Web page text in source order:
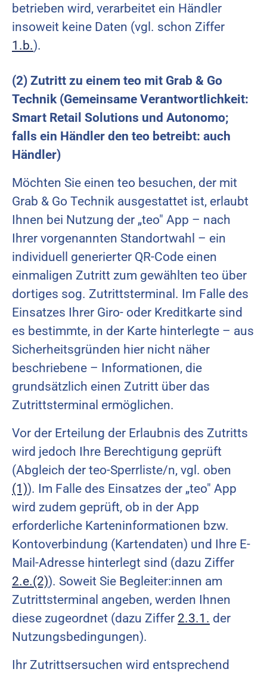
betrieben wird, verarbeitet ein Händler
insoweit keine Daten (vgl. schon Ziffer
1.b.).
(2) Zutritt zu einem teo mit Grab & Go
Technik (Gemeinsame Verantwortlichkeit:
Smart Retail Solutions und Autonomo;
falls ein Händler den teo betreibt: auch
Händler)
Möchten Sie einen teo besuchen, der mit
Grab & Go Technik ausgestattet ist, erlaubt
Ihnen bei Nutzung der „teo" App – nach
Ihrer vorgenannten Standortwahl – ein
individuell generierter QR-Code einen
einmaligen Zutritt zum gewählten teo über
dortiges sog. Zutrittsterminal. Im Falle des
Einsatzes Ihrer Giro- oder Kreditkarte sind
es bestimmte, in der Karte hinterlegte – aus
Sicherheitsgründen hier nicht näher
beschriebene – Informationen, die
grundsätzlich einen Zutritt über das
Zutrittsterminal ermöglichen.
Vor der Erteilung der Erlaubnis des Zutritts
wird jedoch Ihre Berechtigung geprüft
(Abgleich der teo-Sperrliste/n, vgl. oben
(1)). Im Falle des Einsatzes der „teo" App
wird zudem geprüft, ob in der App
erforderliche Karteninformationen bzw.
Kontoverbindung (Kartendaten) und Ihre E-
Mail-Adresse hinterlegt sind (dazu Ziffer
2.e.(2)). Soweit Sie Begleiter:innen am
Zutrittsterminal angeben, werden Ihnen
diese zugeordnet (dazu Ziffer 2.3.1. der
Nutzungsbedingungen).
Ihr Zutrittsersuchen wird entsprechend